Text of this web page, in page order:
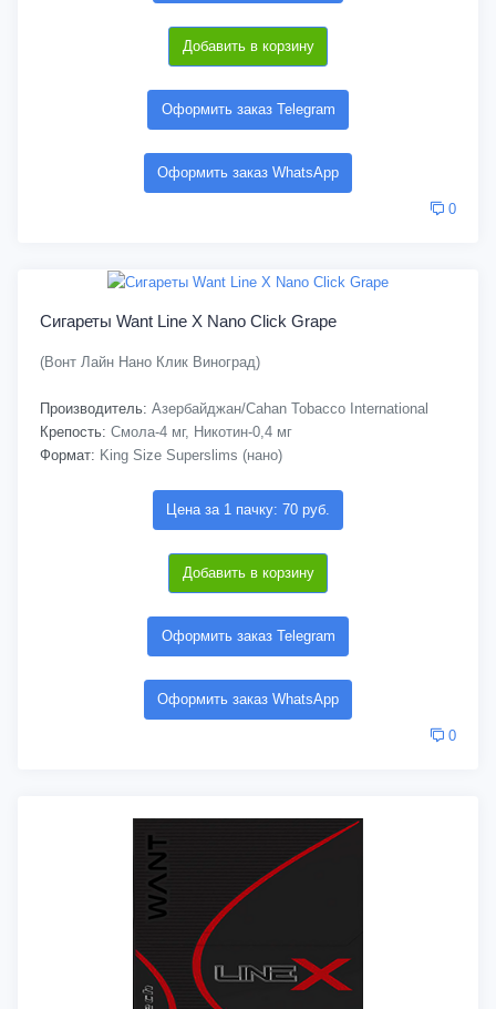
Добавить в корзину
Оформить заказ Telegram
Оформить заказ WhatsApp
0
Сигареты Want Line X Nano Click Grape
(Вонт Лайн Нано Клик Виноград)
Производитель: Азербайджан/Cahan Tobacco International
Крепость: Смола-4 мг, Никотин-0,4 мг
Формат: King Size Superslims (нано)
Цена за 1 пачку: 70 руб.
Добавить в корзину
Оформить заказ Telegram
Оформить заказ WhatsApp
0